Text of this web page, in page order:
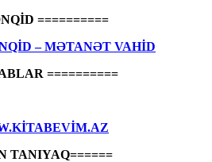
==========
– MƏTANƏT VAHİD
==========
TANIYAQ======